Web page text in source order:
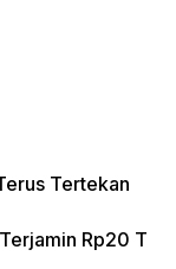
Tertekan
Rp20 T